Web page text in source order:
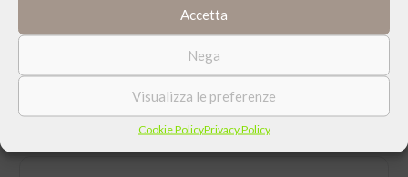
Accetta
Nega
Visualizza le preferenze
Cookie PolicyPrivacy Policy